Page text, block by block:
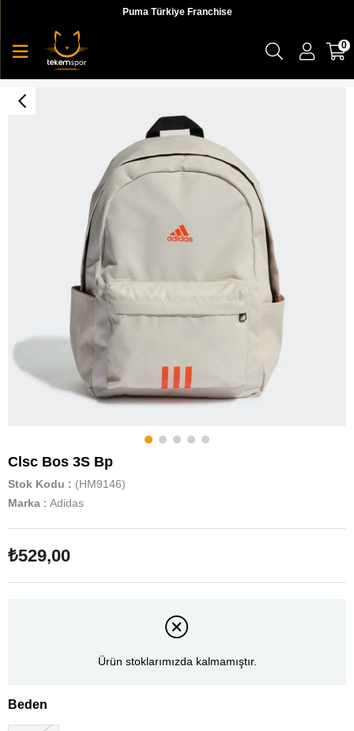
Puma Türkiye Franchise
0
Clsc Bos 3S Bp
Stok Kodu
(HM9146)
Marka : Adidas
₺529,00
Ürün stoklarımızda kalmamıştır.
Beden